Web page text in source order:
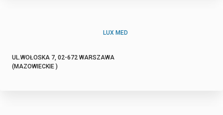
LUX MED
UL.WOŁOSKA 7, 02-672 WARSZAWA
(MAZOWIECKIE )